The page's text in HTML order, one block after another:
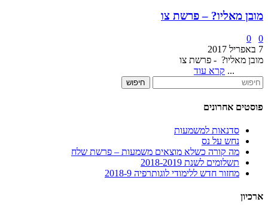
מובן מאליו? – פרשת צו
0
0
7 באפריל 2017
מובן מאליו? - פרשת צו
... קרא עוד
חיפוש
פוסטים אחרונים
סדנאות למשמעות
נחש על נס
מה קורה כשלא מוצאים משמעות – פרשת שלח
תשלומים לשנת 2018-2019
מחזור חדש ללימודי לוגותרפיה 2018-9
ארכיון